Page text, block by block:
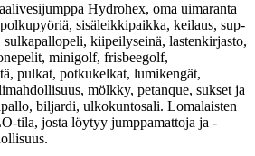
Hydrohex, oma uimaranta
sisäleikkipaikka, keilaus, sup-
kiipeilyseinä, lastenkirjasto,
minigolf, frisbeegolf,
pulkat, potkukelkat, lumikengät,
mölkky, petanque, sukset ja
biljardi, ulkokuntosali. Lomalaisten
tila, josta löytyy jumppamattoja ja -